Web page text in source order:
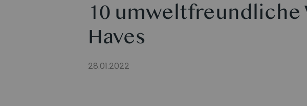
10 umweltfreundliche
Haves
28.01.2022